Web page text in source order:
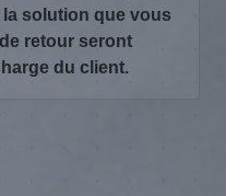
solution que vous
retour seront
du client.